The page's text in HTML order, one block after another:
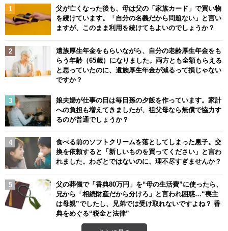
父が亡くなった後も、母は父の「家族カード」で買い物
を続けています。「自分の名義だから問題ない」と言い
ますが、このまま利用を続けてもよいのでしょうか？
遺族厚生年金をもらいながら、自分の老齢厚生年金をも
らう年齢（65歳）になりました。両方とも全額もらえる
と思っていたのに、遺族厚生年金が減るって損じゃない
ですか？
娘夫婦が仕事の日は毎日孫の夕飯を作っています。家計
への負担も増えてきましたが、祖父母なら無償で協力す
るのが普通でしょうか？
食べる前のソフトクリームを落としてしまった息子。交
換を依頼すると「新しいものを買ってください」と言わ
れました。わざとではないのに、理不尽すぎませんか？
父の葬儀で「香典80万円」を“母の生活費”に使ったら、
兄から「相続財産だから分けろ」と言われ困惑…“喪主
は母親”でしたし、兄弟では受け取れないですよね？ 香
典をめぐる“税金と法律”